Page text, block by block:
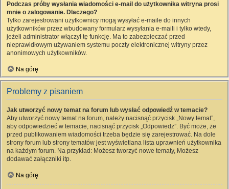
Podczas próby wysłania wiadomości e-mail do użytkownika witryna prosi
mnie o zalogowanie. Dlaczego?
Tylko zarejestrowani użytkownicy mogą wysyłać e-maile do innych
użytkowników przez wbudowany formularz wysyłania e-maili i tylko wtedy,
jeżeli administrator włączył tę funkcję. Ma to zabezpieczać przed
nieprawidłowym używaniem systemu poczty elektronicznej witryny przez
anonimowych użytkowników.
Na górę
Problemy z pisaniem
Jak utworzyć nowy temat na forum lub wysłać odpowiedź w temacie?
Aby utworzyć nowy temat na forum, należy nacisnąć przycisk „Nowy temat”,
aby odpowiedzieć w temacie, nacisnąć przycisk „Odpowiedz”. Być może, że
przed publikowaniem wiadomości trzeba będzie się zarejestrować. Na dole
strony forum lub strony tematów jest wyświetlana lista uprawnień użytkownika
na każdym forum. Na przykład: Możesz tworzyć nowe tematy, Możesz
dodawać załączniki itp.
Na górę